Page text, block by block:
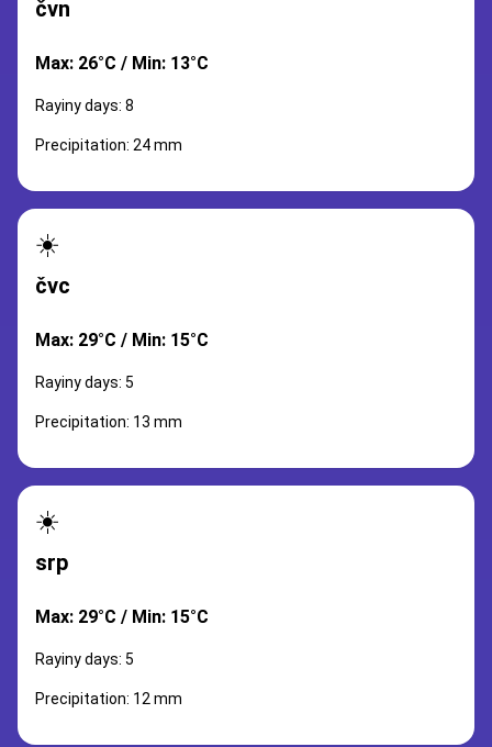
čvn
Max: 26°C / Min: 13°C
Rayiny days: 8
Precipitation: 24 mm
☀️
čvc
Max: 29°C / Min: 15°C
Rayiny days: 5
Precipitation: 13 mm
☀️
srp
Max: 29°C / Min: 15°C
Rayiny days: 5
Precipitation: 12 mm